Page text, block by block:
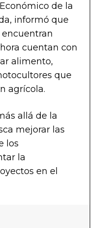
de la
informó que
cuentan con
alimento,
que
agrícola.
allá de la
mejorar las
los
la
en el